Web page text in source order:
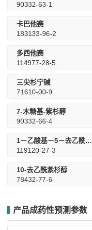
90332-63-1
卡巴他赛
183133-96-2
多西他赛
114977-28-5
三尖杉宁碱
71610-00-9
7-木糖基-紫杉醇
90332-66-4
1－乙酸基－5－去乙酰基－巴卡亭 I
119120-27-3
10-去乙酰紫杉醇
78432-77-6
产品成药性预测参数